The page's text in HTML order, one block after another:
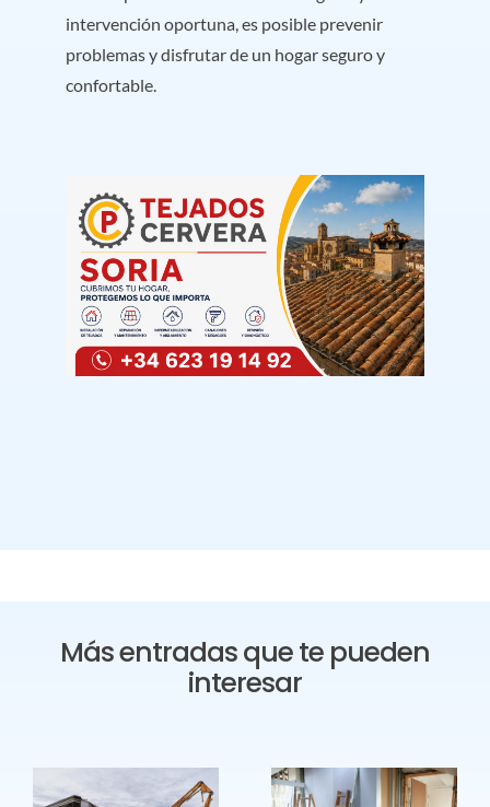
intervención oportuna, es posible prevenir
problemas y disfrutar de un hogar seguro y
confortable.
Más entradas que te pueden
interesar